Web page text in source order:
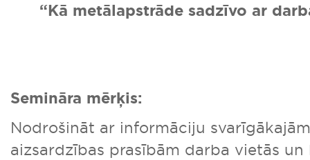
“Kā metālapstrāde sadzīvo ar
Semināra mērķis:
Nodrošināt ar informāciju
aizsardzības prasībām darba vietās